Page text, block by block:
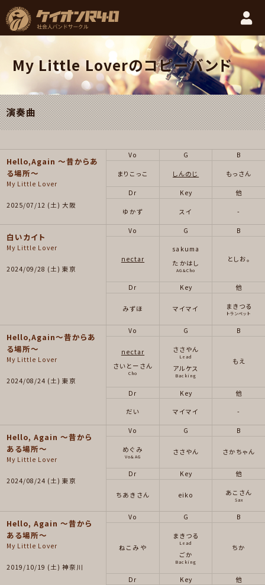
My Little Loverのコピーバンド
演奏曲
Hello,Again 〜昔からあ
る場所〜
My Little Lover
2025/07/12 (土) 大阪
Vo
まりこっこ
G
しんのじ
B
もっさん
Dr
ゆかず
Key
スイ
他
-
白いカイト
My Little Lover
2024/09/28 (土) 東京
Vo
nectar
G
sakuma
たかはし
AG&Cho
B
としお。
Dr
みずほ
Key
マイマイ
他
まきつる
トランペット
Hello,Again～昔からあ
る場所～
My Little Lover
2024/08/24 (土) 東京
Vo
nectar
さいとーさん
Cho
G
ささやん
Lead
アルケス
Backing
B
もえ
Dr
だい
Key
マイマイ
他
-
Hello, Again ～昔から
ある場所～
My Little Lover
2024/08/24 (土) 東京
Vo
めぐみ
Vo&AG
G
ささやん
B
さかちゃん
Dr
ちあきさん
Key
eiko
他
あこさん
Sax
Hello, Again 〜昔から
ある場所〜
My Little Lover
2019/10/19 (土) 神奈川
Vo
ねこみや
G
まきつる
Lead
ごか
Backing
B
ちか
Dr Key 他